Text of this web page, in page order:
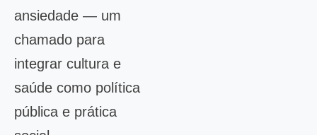
ansiedade — um
chamado para
integrar cultura e
saúde como política
pública e prática